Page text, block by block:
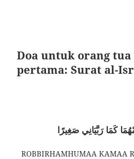
Doa untuk orang tua
pertama: Surat al-
كَمَا رَبَّيَانِي صَغِيرًا
ROBBIRHAMHUMAA KAMAA